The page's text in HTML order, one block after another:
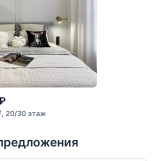
20/30 этаж